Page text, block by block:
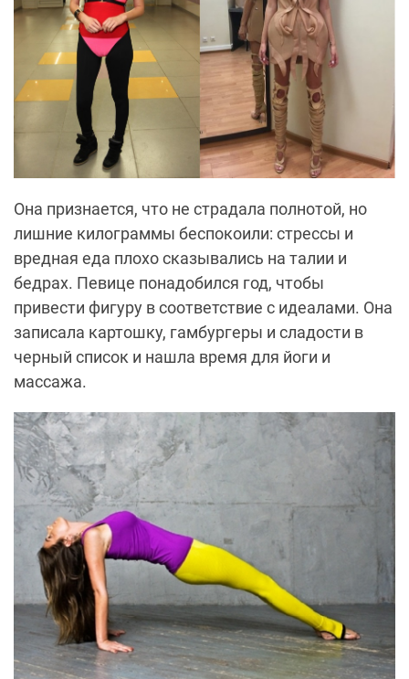
Она признается, что не страдала полнотой, но
лишние килограммы беспокоили: стрессы и
вредная еда плохо сказывались на талии и
бедрах. Певице понадобился год, чтобы
привести фигуру в соответствие с идеалами. Она
записала картошку, гамбургеры и сладости в
черный список и нашла время для йоги и
массажа.